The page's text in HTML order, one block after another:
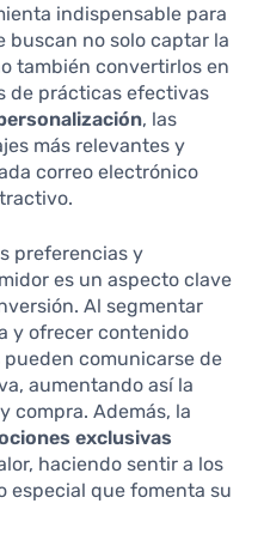
indispensable para
buscan no solo captar la
también convertirlos en
de prácticas efectivas
, las
más relevantes y
correo electrónico
preferencias y
es un aspecto clave
Al segmentar
y ofrecer contenido
pueden comunicarse de
aumentando así la
compra. Además, la
exclusivas
haciendo sentir a los
especial que fomenta su